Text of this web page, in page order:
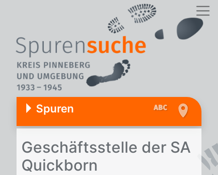
Spuren
Ge­schäfts­stel­le der SA
Quick­born